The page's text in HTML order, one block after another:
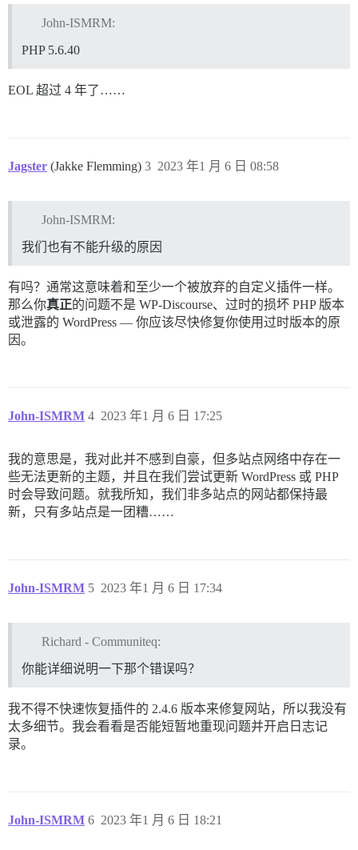
John-ISMRM:
PHP 5.6.40
EOL 超过 4 年了……
Jagster (Jakke Flemming) 2023 年1 月 6 日 08:58
3
John-ISMRM:
我们也有不能升级的原因
有吗？通常这意味着和至少一个被放弃的自定义插件一样。
那么你真正的问题不是 WP-Discourse、过时的损坏 PHP 版本
或泄露的 WordPress — 你应该尽快修复你使用过时版本的原
因。
John-ISMRM 2023 年1 月 6 日 17:25
4
我的意思是，我对此并不感到自豪，但多站点网络中存在一
些无法更新的主题，并且在我们尝试更新 WordPress 或 PHP
时会导致问题。就我所知，我们非多站点的网站都保持最
新，只有多站点是一团糟……
John-ISMRM 2023 年1 月 6 日 17:34
5
Richard - Communiteq:
你能详细说明一下那个错误吗？
我不得不快速恢复插件的 2.4.6 版本来修复网站，所以我没有
太多细节。我会看看是否能短暂地重现问题并开启日志记
录。
John-ISMRM 2023 年1 月 6 日 18:21
6